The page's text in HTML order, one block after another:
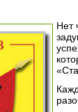
Нет